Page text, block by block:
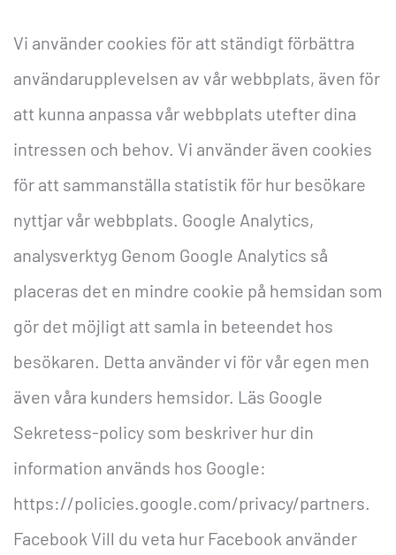
Vi använder cookies för att ständigt förbättra
användarupplevelsen av vår webbplats, även för
att kunna anpassa vår webbplats utefter dina
intressen och behov. Vi använder även cookies
för att sammanställa statistik för hur besökare
nyttjar vår webbplats. Google Analytics,
analysverktyg Genom Google Analytics så
placeras det en mindre cookie på hemsidan som
gör det möjligt att samla in beteendet hos
besökaren. Detta använder vi för vår egen men
även våra kunders hemsidor. Läs Google
Sekretess-policy som beskriver hur din
information används hos Google:
https://policies.google.com/privacy/partners.
Facebook Vill du veta hur Facebook använder